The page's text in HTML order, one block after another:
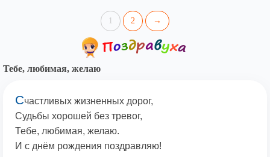
1 2 →
Тебе, любимая, желаю
Счастливых жизненных дорог,
Судьбы хорошей без тревог,
Тебе, любимая, желаю.
И с днём рождения поздравляю!